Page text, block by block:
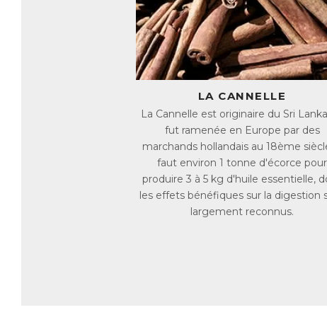
du
Les
la
Les
ACL
LA CANNELLE
La Cannelle est originaire du Sri
fut ramenée en Europe par des
marchands hollandais au 18ème
faut environ 1 tonne d'écorce pour
produire 3 à 5 kg d'huile essentielle,
les effets bénéfiques sur la digestion
largement reconnus.